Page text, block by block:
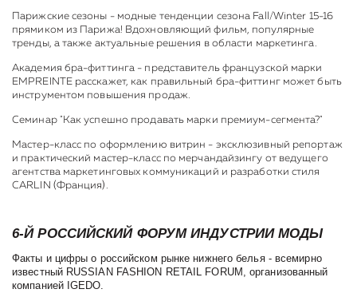
Парижские сезоны - модные тенденции сезона Fall/Winter 15-16
прямиком из Парижа! Вдохновляющий фильм, популярные
тренды, а также актуальные решения в области маркетинга.
Академия бра-фиттинга - представитель французской марки
EMPREINTE расскажет, как правильный бра-фиттинг может быть
инструментом повышения продаж.
Семинар "Как успешно продавать марки премиум-сегмента?"
Мастер-класс по оформлению витрин - эксклюзивный репортаж
и практический мастер-класс по мерчандайзингу от ведущего
агентства маркетинговых коммуникаций и разработки стиля
CARLIN (Франция).
6-Й РОССИЙСКИЙ ФОРУМ ИНДУСТРИИ МОДЫ
Факты и цифры о российском рынке нижнего белья - всемирно
известный RUSSIAN FASHION RETAIL FORUM, организованный
компанией IGEDO.